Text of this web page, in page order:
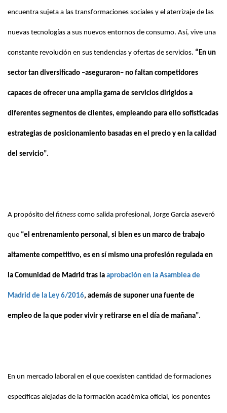
encuentra sujeta a las transformaciones sociales y el aterrizaje de las
nuevas tecnologías a sus nuevos entornos de consumo. Así, vive una
constante revolución en sus tendencias y ofertas de servicios. “En un
sector tan diversificado –aseguraron– no faltan competidores
capaces de ofrecer una amplia gama de servicios dirigidos a
diferentes segmentos de clientes, empleando para ello sofisticadas
estrategias de posicionamiento basadas en el precio y en la calidad
del servicio”.
A propósito del fitness como salida profesional, Jorge García aseveró
que “el entrenamiento personal, si bien es un marco de trabajo
altamente competitivo, es en sí mismo una profesión regulada en
la Comunidad de Madrid tras la aprobación en la Asamblea de
Madrid de la Ley 6/2016, además de suponer una fuente de
empleo de la que poder vivir y retirarse en el día de mañana”.
En un mercado laboral en el que coexisten cantidad de formaciones
específicas alejadas de la formación académica oficial, los ponentes